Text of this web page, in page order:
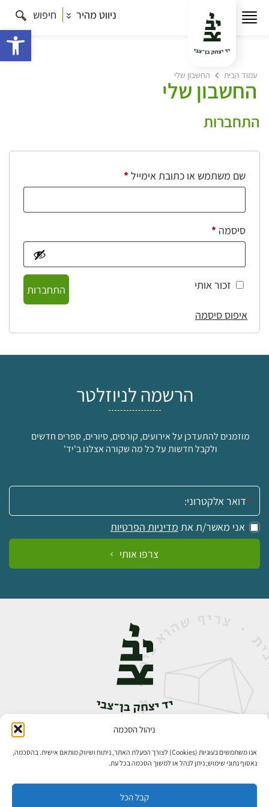
ניהול הסכמה
אנו משתמשים בעוגיות (Cookies) לצורך הפעלת האתר, ניתוח ושיווק מותאם אישית. בהסכמה,
נאסוף נתוני שימוש; ניתן לנהל או למשוך הסכמה בכל עת.
קבל הכל
ניווט מהיר חיפוש
עמוד הבית החשבון שלי
החשבון שלי
התחברות
שם משתמש או כתובת אימייל*חובה
סיסמה *חובה
זכור אותי
התחברות
איפוס סיסמה
הרשמה לניוזלטר
מוזמנים להתעדכן על אירועים, קורסים, סיורים, ספרים חדשים
ולקבל חדשות על כל מה שקורה אצלנו ב'יד'
אימייל:
אני מאשר/ת את מדיניות הפרטיות
צרפו אותי
אבן גבירול 14, רחביה, ירושלים